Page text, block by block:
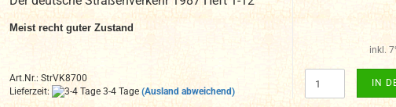
Meist recht guter Zustand
Art.Nr.: StrVK8700
Lieferzeit:
3-4 Tage (Ausland abweichend)
inkl.
IN